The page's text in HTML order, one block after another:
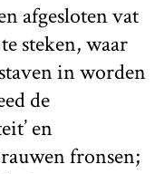
afgesloten vat
steken, waar
in worden
de
en
fronsen;